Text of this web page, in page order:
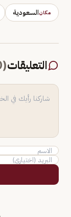
مكانالسعودية
التعليقات(